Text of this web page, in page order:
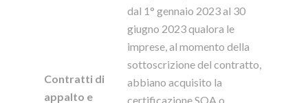
Contratti di
appalto e
dal 1° gennaio 2023 al 30
giugno 2023 qualora le
imprese, al momento della
sottoscrizione del contratto,
abbiano acquisito la
certificazione SOA o